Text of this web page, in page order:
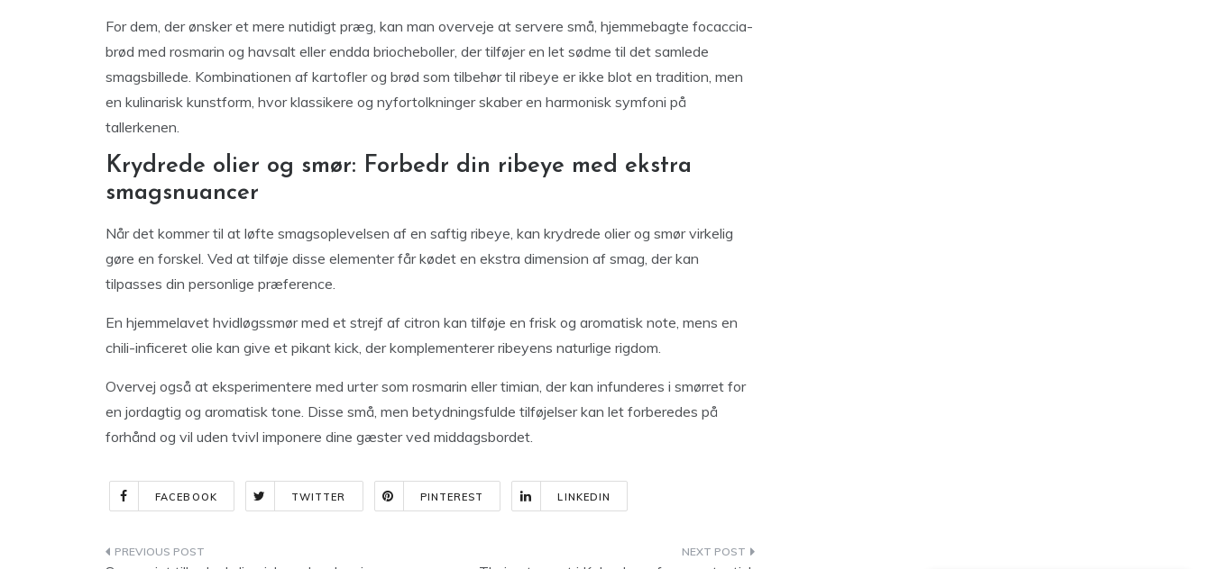
For dem, der ønsker et mere nutidigt præg, kan man overveje at servere små, hjemmebagte focaccia-
brød med rosmarin og havsalt eller endda briocheboller, der tilføjer en let sødme til det samlede
smagsbillede. Kombinationen af kartofler og brød som tilbehør til ribeye er ikke blot en tradition, men
en kulinarisk kunstform, hvor klassikere og nyfortolkninger skaber en harmonisk symfoni på
tallerkenen.
Krydrede olier og smør: Forbedr din ribeye med ekstra
smagsnuancer
Når det kommer til at løfte smagsoplevelsen af en saftig ribeye, kan krydrede olier og smør virkelig
gøre en forskel. Ved at tilføje disse elementer får kødet en ekstra dimension af smag, der kan
tilpasses din personlige præference.
En hjemmelavet hvidløgssmør med et strejf af citron kan tilføje en frisk og aromatisk note, mens en
chili-inficeret olie kan give et pikant kick, der komplementerer ribeyens naturlige rigdom.
Overvej også at eksperimentere med urter som rosmarin eller timian, der kan infunderes i smørret for
en jordagtig og aromatisk tone. Disse små, men betydningsfulde tilføjelser kan let forberedes på
forhånd og vil uden tvivl imponere dine gæster ved middagsbordet.
FACEBOOK TWITTER PINTEREST LINKEDIN
Indlægsnavigation